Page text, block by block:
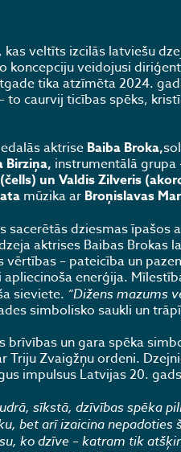
veltīts izcilās latviešu
veidojusi
tika atzīmēta 2024.
to caurvij ticības spēks,
aktrise Baiba Broka,
Birziņa, instrumentālā grupa
un Valdis Zilveris
mūzika ar Broņislavas
sacerētās dziesmas
aktrises Baibas Brokas
– pateicība un
enerģija.
sieviete. “Dižens mazums
simbolisko saukli un
brīvības un gara spēka
Triju Zvaigžņu ordeni.
impulsus Latvijas 20.
sīkstā, dzīvības spēka
bet arī izaicina
ko dzīve – katram tik